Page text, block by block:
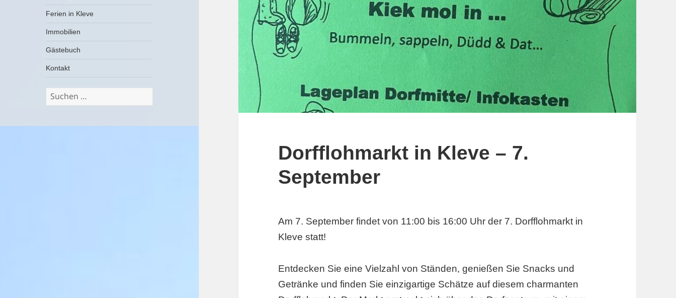
Ferien in Kleve
Immobilien
Gästebuch
Kontakt
Suchen
Dorfflohmarkt in Kleve – 7.
September
Am 7. September findet von 11:00 bis 16:00 Uhr der 7. Dorfflohmarkt in
Kleve statt!
Entdecken Sie eine Vielzahl von Ständen, genießen Sie Snacks und
Getränke und finden Sie einzigartige Schätze auf diesem charmanten